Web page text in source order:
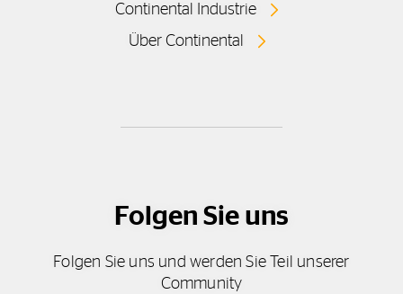
Continental Industrie
Über Continental
Folgen Sie uns
Folgen Sie uns und werden Sie Teil unserer
Community